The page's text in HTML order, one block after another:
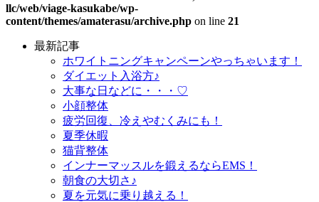
llc/web/viage-kasukabe/wp-
content/themes/amaterasu/archive.php on line 21
最新記事
ホワイトニングキャンペーンやっちゃいます！
ダイエット入浴方♪
大事な日などに・・・♡
小顔整体
疲労回復、冷えやむくみにも！
夏季休暇
猫背整体
インナーマッスルを鍛えるならEMS！
朝食の大切さ♪
夏を元気に乗り越える！